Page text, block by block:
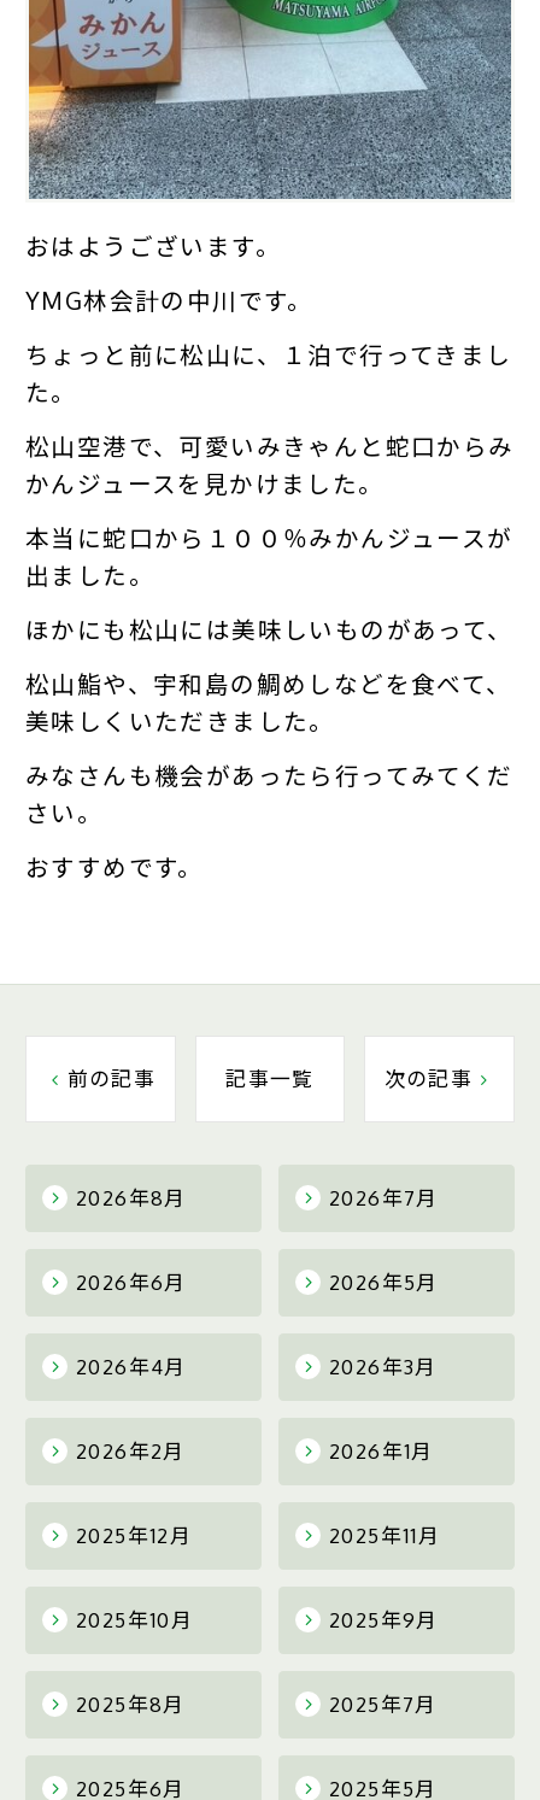
2026年8月 2026年7月
2026年6月 2026年5月
2026年4月 2026年3月
2026年2月 2026年1月
2025年12月 2025年11月
2025年10月 2025年9月
2025年8月 2025年7月
2025年6月 2025年5月
おはようございます。
YMG林会計の中川です。
ちょっと前に松山に、１泊で行ってきまし
た。
松山空港で、可愛いみきゃんと蛇口からみ
かんジュースを見かけました。
本当に蛇口から１００％みかんジュースが
出ました。
ほかにも松山には美味しいものがあって、
松山鮨や、宇和島の鯛めしなどを食べて、
美味しくいただきました。
みなさんも機会があったら行ってみてくだ
さい。
おすすめです。
前の記事 記事一覧 次の記事